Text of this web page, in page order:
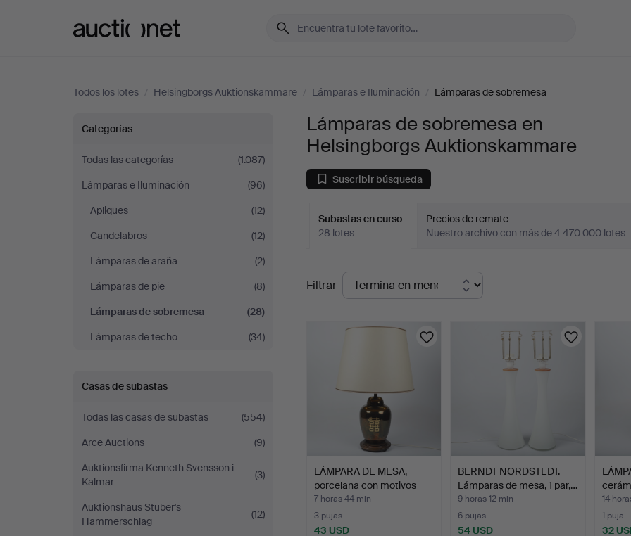
Todos los lotes / Helsingborgs Auktionskammare / Lámparas e Iluminación / Lámparas de sobremesa
Lámparas
de
sobremesa
en
Helsingborgs
Auktionskammare
Categorías
Todas las categorías
(1.087)
Lámparas e Iluminación
(96)
Apliques
(12)
Candelabros
(12)
Lámparas de araña
(2)
Lámparas de pie
(8)
Lámparas de sobremesa
(28)
Lámparas de techo
(34)
Casas de subastas
Todas las casas de subastas
(554)
Arce Auctions
(9)
Auktionsfirma Kenneth Svensson i
Kalmar
(3)
Auktionshaus Stuber's
Hammerschlag
(12)
Lámparas de sobremesa en
Helsingborgs Auktionskammare
Suscribir búsqueda
Subastas en curso
28 lotes
Precios de remate
Nuestro archivo con más de 4 470 000 lotes
Subastas
en
Filtrar
LÁMPARA DE MESA,
porcelana con motivos
ori…
7 horas 44 min
3 pujas
43 USD
BERNDT NORDSTEDT.
Lámparas de mesa, 1 par,…
9 horas 12 min
6 pujas
54 USD
14
1 puja
32